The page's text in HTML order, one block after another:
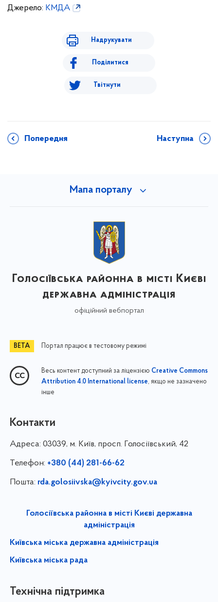
Джерело: КМДА
Надрукувати
Поділитися
Твітнути
Попередня Наступна
Мапа порталу
Голосіївська районна в місті Києві
державна адміністрація
офіційний вебпортал
Портал працює в тестовому режимі
Весь контент доступний за ліцензією Creative Commons
Attribution 4.0 International license, якщо не зазначено
інше
Контакти
Адреса: 03039, м. Київ, просп. Голосіївський, 42
Телефон: +380 (44) 281-66-62
Пошта: rda.golosiivska@kyivcity.gov.ua
Голосіївська районна в місті Києві державна
адміністрація
Київська міська державна адміністрація
Київська міська рада
Технічна підтримка